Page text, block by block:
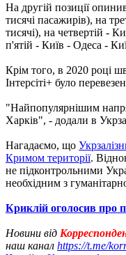
На другій позиції
тисячі пасажирів), на
тисячі), на четвертій -
п'ятій - Київ - Одеса -
Крім того, в 2020 році
Інтерсіті+ було
"Найпопулярнішим
Харків", - додали в
Нагадаємо, що
Кримом території.
не підконтрольними
необхідним з
Криклій оголосив про
Новини від
наш канал https://t.me/